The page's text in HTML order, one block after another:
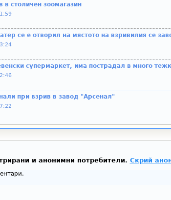
в столичен зоомагазин
се е отворил на мястото на взривилия се
супермаркет, има пострадал в много
при взрив в завод "Арсенал"
и анонимни потребители. Скрий